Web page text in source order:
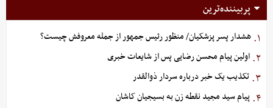
پربیننده‌ترین
۱. هشدار پسر پزشکیان/ منظور رئیس جمهور از جمله معروفش چیست؟
۲. اولین پیام محسن رضایی پس از شایعات خبری
۳. تکذیب یک خبر درباره سردار ذوالقدر
۴. پیام سید مجید نقطه زن به بسیجیان کاشان